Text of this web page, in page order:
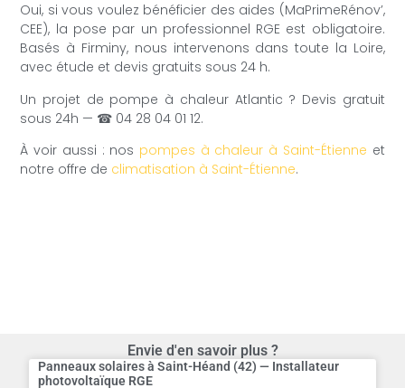
Oui, si vous voulez bénéficier des aides (MaPrimeRénov’,
CEE), la pose par un professionnel RGE est obligatoire.
Basés à Firminy, nous intervenons dans toute la Loire,
avec étude et devis gratuits sous 24 h.
Un projet de pompe à chaleur Atlantic ? Devis gratuit
sous 24h — ☎ 04 28 04 01 12.
À voir aussi : nos pompes à chaleur à Saint-Étienne et
notre offre de climatisation à Saint-Étienne.
Envie d'en savoir plus ?
Panneaux solaires à Saint-Héand (42) — Installateur
photovoltaïque RGE